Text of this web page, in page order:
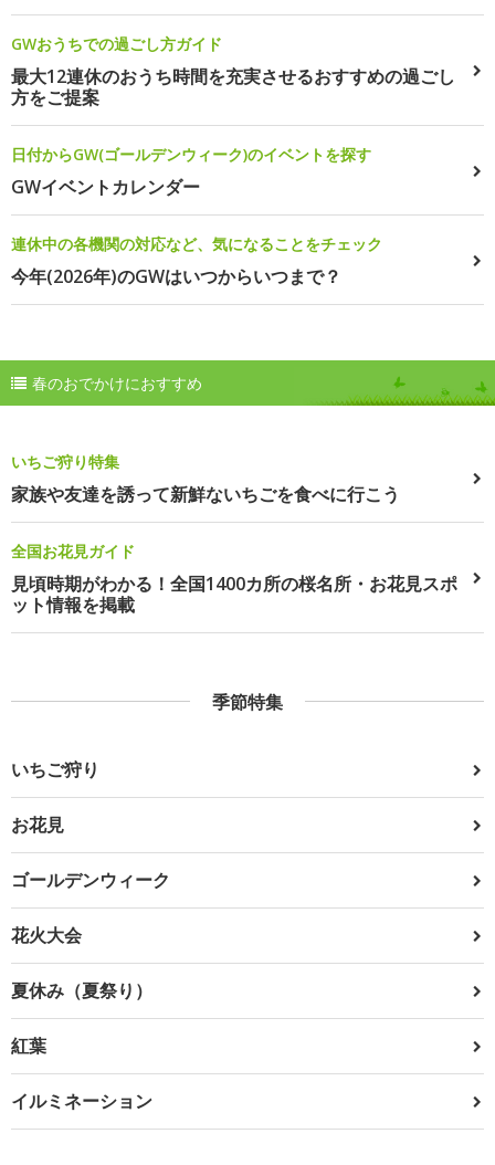
GWおうちでの過ごし方ガイド
最大12連休のおうち時間を充実させるおすすめの過ごし
方をご提案
日付からGW(ゴールデンウィーク)のイベントを探す
GWイベントカレンダー
連休中の各機関の対応など、気になることをチェック
今年(2026年)のGWはいつからいつまで？
春のおでかけにおすすめ
いちご狩り特集
家族や友達を誘って新鮮ないちごを食べに行こう
全国お花見ガイド
見頃時期がわかる！全国1400カ所の桜名所・お花見スポ
ット情報を掲載
季節特集
いちご狩り
お花見
ゴールデンウィーク
花火大会
夏休み（夏祭り）
紅葉
イルミネーション